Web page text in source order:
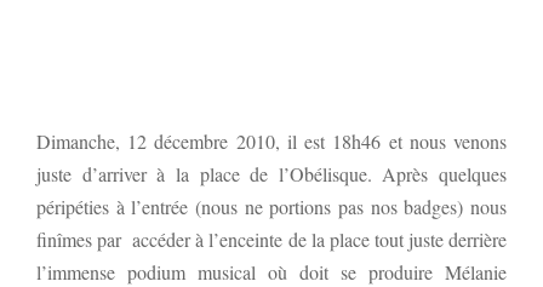
Dimanche, 12 décembre 2010, il est 18h46 et nous venons
juste d’arriver à la place de l’Obélisque. Après quelques
péripéties à l’entrée (nous ne portions pas nos badges) nous
finîmes par accéder à l’enceinte de la place tout juste derrière
l’immense podium musical où doit se produire Mélanie